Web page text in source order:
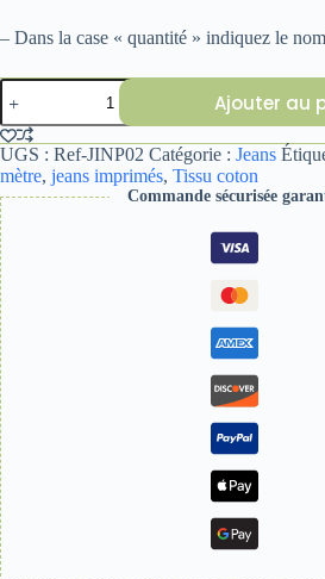
– Dans la case « quantité » indiquez le
quantité
de
JEAN
IMPRIME
02
Ajouter au
UGS : Ref-JINP02 Catégorie : Jeans
mètre, jeans imprimés, Tissu coton
Commande sécurisée